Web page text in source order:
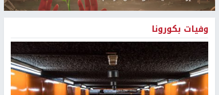
وفيات بكورونا